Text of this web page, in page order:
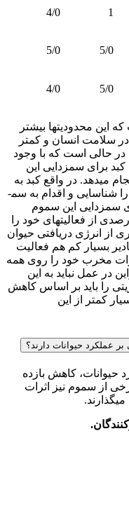
1
4/0
5/0
5/0
5/0
4/0
این محدودیت­ها بیش­تر
سلامت انسان و کمتر
در حالی است که با وجود
کبد برای سم­زدایی این
می­دهد. در واقع کبد به
عنوان یک فیلتر، مقادیر بسیار ناچیز سم را شناسایی و اقدام به سم­
سم­زدایی این سموم
از فعالیت­های خود را
از انرژی دریافتی حیوان
بسیار کم هم فعالیت
مخرب خود را روی همه
در عمل نباید به این
را باید بر اساس کاهش
کمتر از این
عملکرد حیوانات دارند؟
حیوانات، کاهش بازده
از سموم نیز اثرات